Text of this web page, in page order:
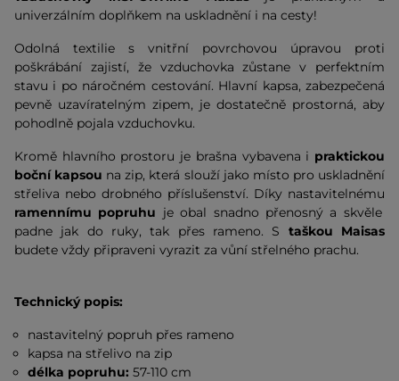
univerzálním doplňkem na uskladnění i na cesty!
Odolná textilie s vnitřní povrchovou úpravou proti
poškrábání zajistí, že vzduchovka zůstane v perfektním
stavu i po náročném cestování. Hlavní kapsa, zabezpečená
pevně uzavíratelným zipem, je dostatečně prostorná, aby
pohodlně pojala vzduchovku.
Kromě hlavního prostoru je brašna vybavena i praktickou
boční kapsou na zip, která slouží jako místo pro uskladnění
střeliva nebo drobného příslušenství. Díky nastavitelnému
ramennímu popruhu je obal snadno přenosný a skvěle
padne jak do ruky, tak přes rameno. S taškou Maisas
budete vždy připraveni vyrazit za vůní střelného prachu.
Technický popis:
nastavitelný popruh přes rameno
kapsa na střelivo na zip
délka popruhu:57-110 cm